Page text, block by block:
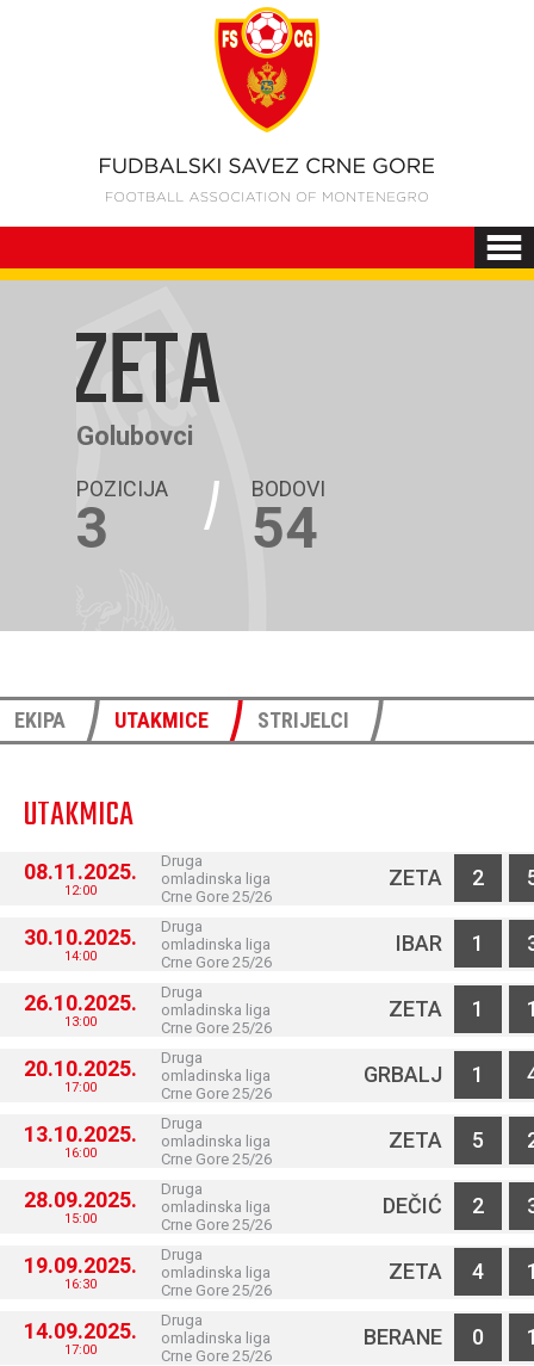
ZETA
Golubovci
POZICIJA
3
BODOVI
54
EKIPA UTAKMICE STRIJELCI
UTAKMICA
08.11.2025.
12:00
Druga
omladinska liga
Crne Gore 25/26
ZETA 2
30.10.2025.
14:00
Druga
omladinska liga
Crne Gore 25/26
IBAR 1
26.10.2025.
13:00
Druga
omladinska liga
Crne Gore 25/26
ZETA 1
20.10.2025.
17:00
Druga
omladinska liga
Crne Gore 25/26
GRBALJ 1
13.10.2025.
16:00
Druga
omladinska liga
Crne Gore 25/26
ZETA 5
28.09.2025.
15:00
Druga
omladinska liga
Crne Gore 25/26
DEČIĆ 2
19.09.2025.
16:30
Druga
omladinska liga
Crne Gore 25/26
ZETA 4
14.09.2025.
17:00
Druga
omladinska liga
Crne Gore 25/26
BERANE 0